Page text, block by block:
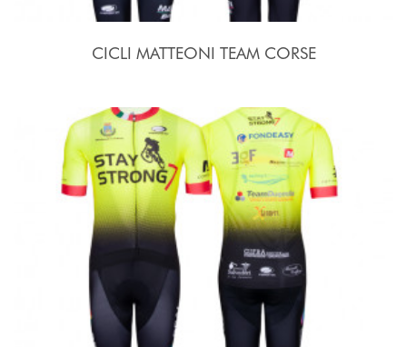
CICLI MATTEONI TEAM CORSE